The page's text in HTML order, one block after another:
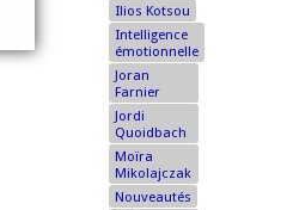
Ilios Kotsou
Intelligence
émotionnelle
Joran
Farnier
Jordi
Quoidbach
Moïra
Mikolajczak
Nouveautés